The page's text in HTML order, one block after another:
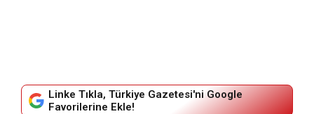
Linke Tıkla, Türkiye Gazetesi'ni Google
Favorilerine Ekle!